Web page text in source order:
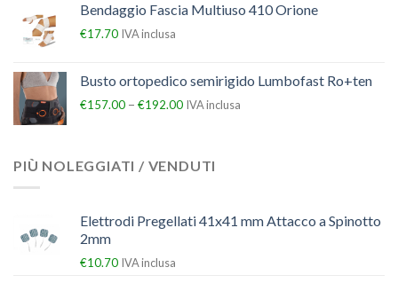
Bendaggio Fascia Multiuso 410 Orione
€17.70 IVA inclusa
Busto ortopedico semirigido Lumbofast Ro+ten
€157.00 – €192.00 IVA inclusa
PIÙ NOLEGGIATI / VENDUTI
Elettrodi Pregellati 41x41 mm Attacco a Spinotto
2mm
€10.70 IVA inclusa